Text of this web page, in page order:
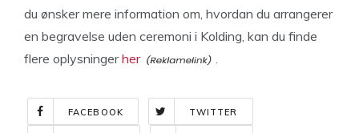
du ønsker mere information om, hvordan du arrangerer
en begravelse uden ceremoni i Kolding, kan du finde
flere oplysningerher .
FACEBOOK TWITTER